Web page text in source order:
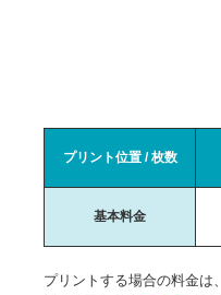
プリント位置 / 枚数
基本料金
プリントする場合の料金は